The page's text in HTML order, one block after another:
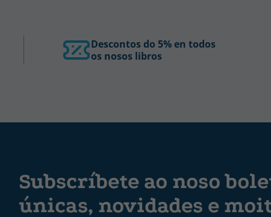
Descontos do 5% en todos
os nosos libros
Subscríbete ao noso
únicas, novidades e